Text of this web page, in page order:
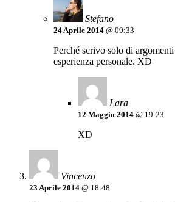
Stefano
24 Aprile 2014 @ 09:33
Perché scrivo solo di
esperienza personale. XD
Lara
12 Maggio 2014 @ 19:23
XD
Vincenzo
23 Aprile 2014 @ 18:48